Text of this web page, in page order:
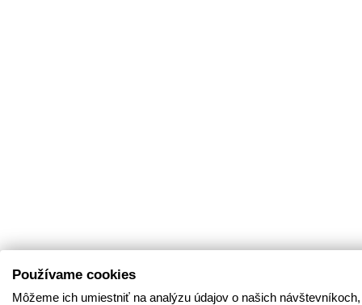
Používame cookies
Môžeme ich umiestniť na analýzu údajov o našich